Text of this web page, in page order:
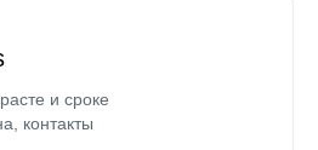
и сроке
контакты